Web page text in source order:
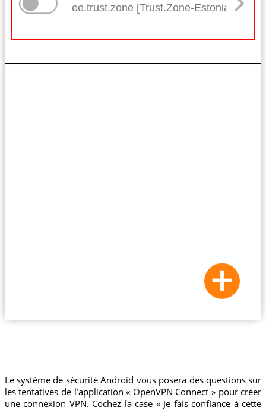
ee.trust.zone [Trust.Zone-Estonia]
Le système de sécurité Android vous posera des questions sur
les tentatives de l’application « OpenVPN Connect » pour créer
une connexion VPN. Cochez la case « Je fais confiance à cette